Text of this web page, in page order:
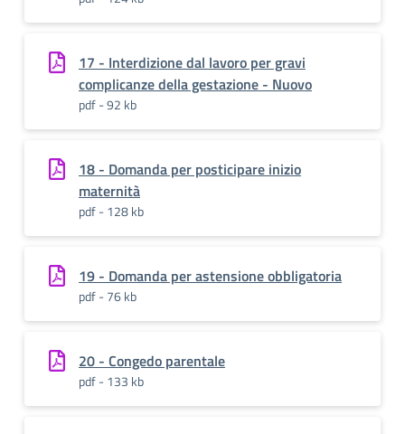
17 - Interdizione dal lavoro per gravi
complicanze della gestazione - Nuovo
pdf - 92 kb
18 - Domanda per posticipare inizio
maternità
pdf - 128 kb
19 - Domanda per astensione obbligatoria
pdf - 76 kb
20 - Congedo parentale
pdf - 133 kb